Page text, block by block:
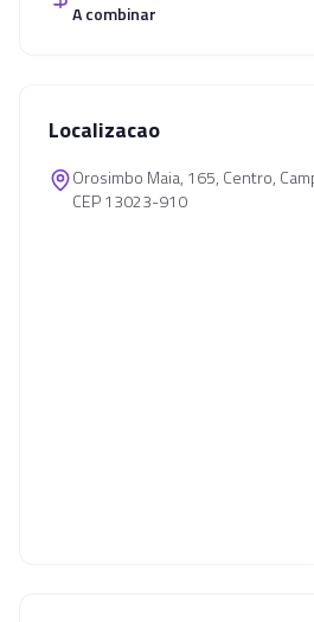
A combinar
Localizacao
Orosimbo Maia, 165, Centro,
CEP 13023-910